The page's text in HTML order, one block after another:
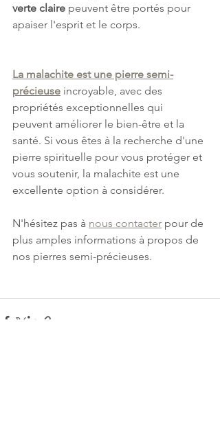
verte claire peuvent être portés pour
apaiser l'esprit et le corps.
La malachite est une pierre semi-
précieuse incroyable, avec des
propriétés exceptionnelles qui
peuvent améliorer le bien-être et la
santé. Si vous êtes à la recherche d'une
pierre spirituelle pour vous protéger et
vous soutenir, la malachite est une
excellente option à considérer.
N'hésitez pas à nous contacter pour de
plus amples informations à propos de
nos pierres semi-précieuses.